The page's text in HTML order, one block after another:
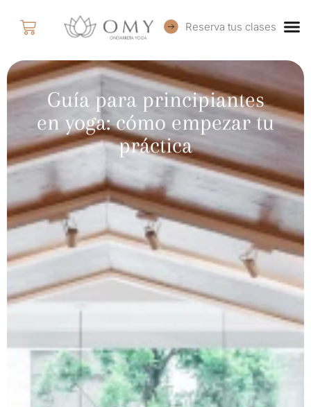
Reserva tus clases
Guía para principiantes
en yoga: cómo empezar tu
práctica